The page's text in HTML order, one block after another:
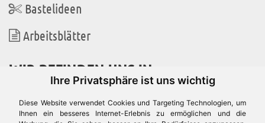
Ihre Privatsphäre ist uns wichtig
Diese Website verwendet Cookies und Targeting Technologien, um
Ihnen ein besseres Internet-Erlebnis zu ermöglichen und die
Bastelideen
Arbeitsblätter
WIR BEFINDEN UNS IN